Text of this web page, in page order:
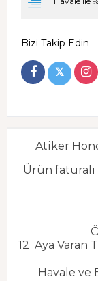
Bizi Takip Edin
𝕏
Atiker
Ürün faturalı
12 Aya Varan
Havale ve